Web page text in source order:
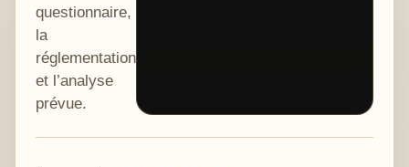
questionnaire,
la
réglementation
et l’analyse
prévue.